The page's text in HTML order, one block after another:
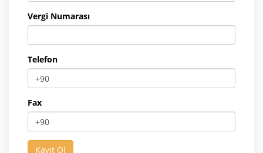
Vergi Numarası
Telefon
Fax